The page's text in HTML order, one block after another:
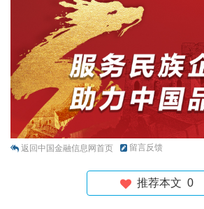
返回中国金融信息网首页 留言反馈
推荐本文 0